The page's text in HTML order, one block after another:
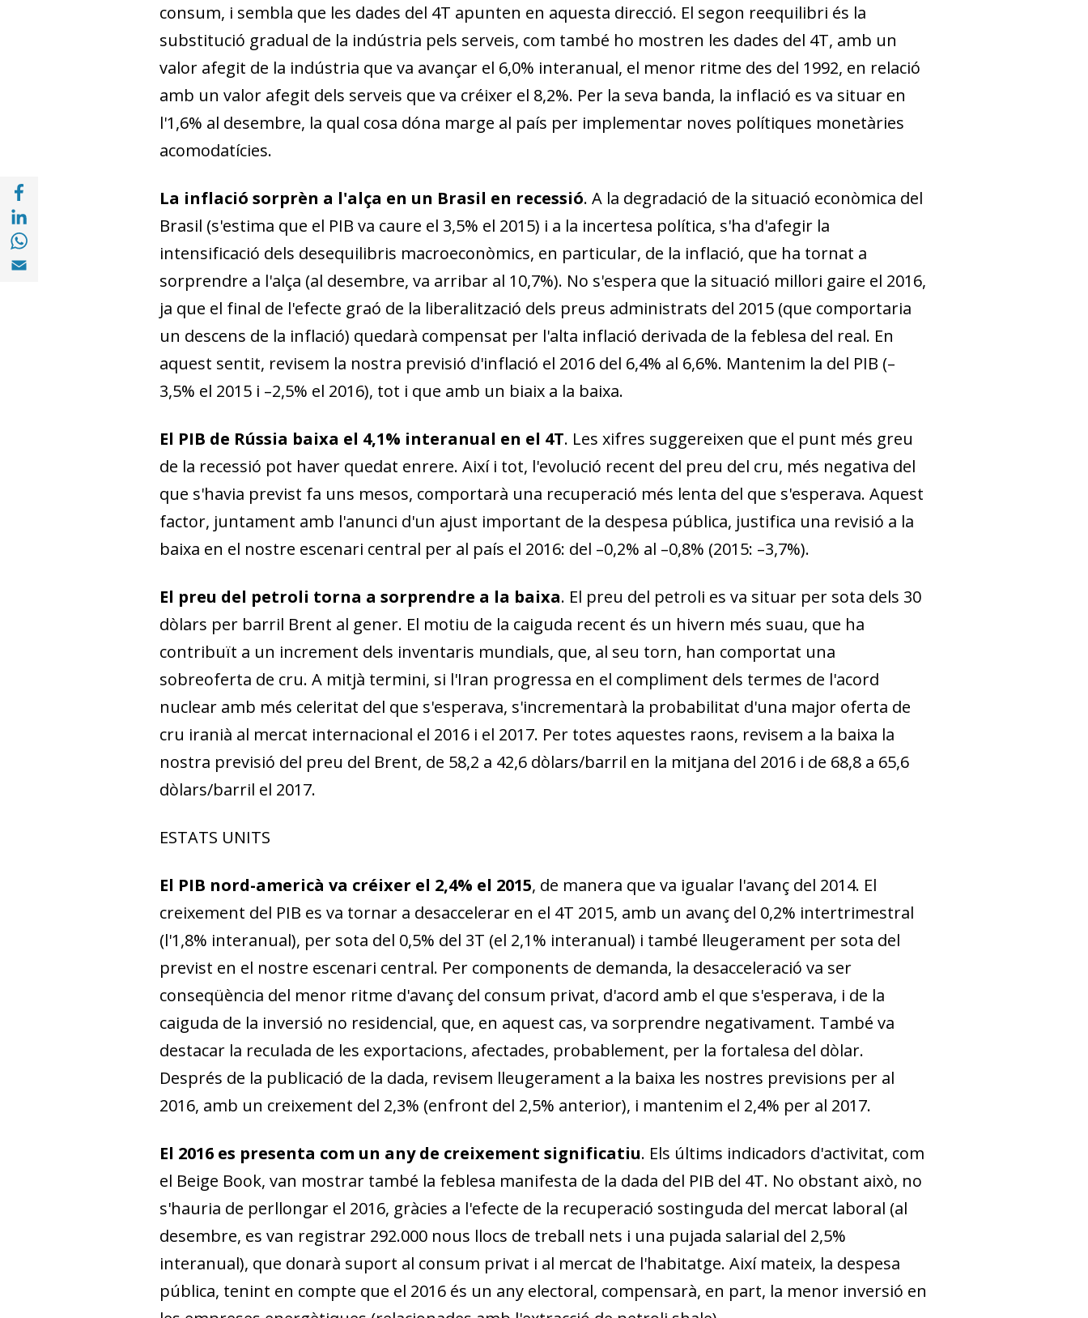
Compartir a with Linkedin (opens in a new window)
Compartir a with Whatsapp (opens in a new window)
Compartir a Email (opens in a new window)
consum, i sembla que les dades del 4T apunten en aquesta direcció. El segon reequilibri és la
substitució gradual de la indústria pels serveis, com també ho mostren les dades del 4T, amb un
valor afegit de la indústria que va avançar el 6,0% interanual, el menor ritme des del 1992, en relació
amb un valor afegit dels serveis que va créixer el 8,2%. Per la seva banda, la inflació es va situar en
l'1,6% al desembre, la qual cosa dóna marge al país per implementar noves polítiques monetàries
acomodatícies.
La inflació sorprèn a l'alça en un Brasil en recessió. A la degradació de la situació econòmica del
Brasil (s'estima que el PIB va caure el 3,5% el 2015) i a la incertesa política, s'ha d'afegir la
intensificació dels desequilibris macroeconòmics, en particular, de la inflació, que ha tornat a
sorprendre a l'alça (al desembre, va arribar al 10,7%). No s'espera que la situació millori gaire el 2016,
ja que el final de l'efecte graó de la liberalització dels preus administrats del 2015 (que comportaria
un descens de la inflació) quedarà compensat per l'alta inflació derivada de la fe­­blesa del real. En
aquest sentit, revisem la nostra previsió d'inflació el 2016 del 6,4% al 6,6%. Mantenim la del PIB (–
3,5% el 2015 i –2,5% el 2016), tot i que amb un biaix a la baixa.
El PIB de Rússia baixa el 4,1% interanual en el 4T. Les xifres suggereixen que el punt més greu
de la recessió pot haver quedat enrere. Així i tot, l'evolució recent del preu del cru, més negativa del
que s'havia previst fa uns mesos, comportarà una recuperació més lenta del que s'esperava. Aquest
factor, juntament amb l'anunci d'un ajust important de la despesa pública, justifica una revisió a la
baixa en el nostre escenari central per al país el 2016: del –0,2% al –0,8% (2015: –3,7%).
El preu del petroli torna a sorprendre a la baixa. El preu del petroli es va situar per sota dels 30
dòlars per barril Brent al gener. El motiu de la caiguda recent és un hivern més suau, que ha
contribuït a un increment dels inventaris mundials, que, al seu torn, han comportat una
sobreoferta de cru. A mitjà termini, si l'Iran progressa en el compliment dels termes de l'acord
nuclear amb més celeritat del que s'esperava, s'incrementarà la probabilitat d'una major oferta de
cru iranià al mercat internacional el 2016 i el 2017. Per totes aquestes raons, revisem a la baixa la
nostra previsió del preu del Brent, de 58,2 a 42,6 dòlars/barril en la mitjana del 2016 i de 68,8 a 65,6
dòlars/barril el 2017.
ESTATS UNITS
El PIB nord-americà va créixer el 2,4% el 2015, de manera que va igualar l'avanç del 2014. El
creixement del PIB es va tornar a desaccelerar en el 4T 2015, amb un avanç del 0,2% intertrimestral
(l'1,8% interanual), per sota del 0,5% del 3T (el 2,1% inter­­anual) i també lleugerament per sota del
previst en el nostre escenari central. Per components de demanda, la desacceleració va ser
conseqüència del menor ritme d'avanç del consum privat, d'acord amb el que s'esperava, i de la
caiguda de la inversió no residencial, que, en aquest cas, va sorprendre negativament. També va
destacar la reculada de les exportacions, afectades, probablement, per la fortalesa del dòlar.
Després de la publicació de la dada, revisem lleugerament a la baixa les nostres previsions per al
2016, amb un creixement del 2,3% (en­­front del 2,5% anterior), i mantenim el 2,4% per al 2017.
El 2016 es presenta com un any de creixement significatiu. Els últims indicadors d'activitat, com
el Beige Book, van mostrar també la feblesa manifesta de la dada del PIB del 4T. No obstant això, no
s'hauria de perllongar el 2016, gràcies a l'efecte de la recuperació sostinguda del mercat laboral (al
desembre, es van registrar 292.000 nous llocs de treball nets i una pujada salarial del 2,5%
interanual), que donarà suport al consum privat i al mer­­cat de l'habitatge. Així mateix, la despesa
pública, tenint en compte que el 2016 és un any electoral, compensarà, en part, la menor inversió en